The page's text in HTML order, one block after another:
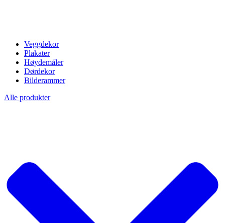
Veggdekor
Plakater
Høydemåler
Dørdekor
Bilderammer
Alle produkter